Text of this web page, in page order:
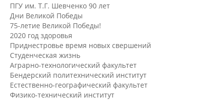
ПГУ им. Т.Г. Шевченко 90 лет
Дни Великой Победы
75-летие Великой Победы!
2020 год здоровья
Приднестровье время новых свершений
Студенческая жизнь
Аграрно-технологический факультет
Бендерский политехнический институт
Естественно-географический факультет
Физико-технический институт